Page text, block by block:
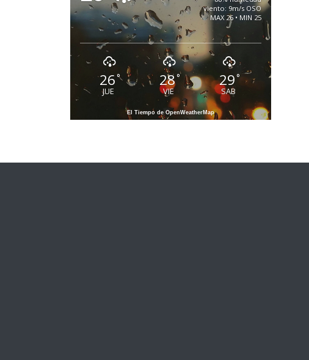
viento: 9m/s OSO
MAX 26 • MIN 25
26°
JUE
28°
VIE
29°
SAB
El Tiempo de OpenWeatherMap